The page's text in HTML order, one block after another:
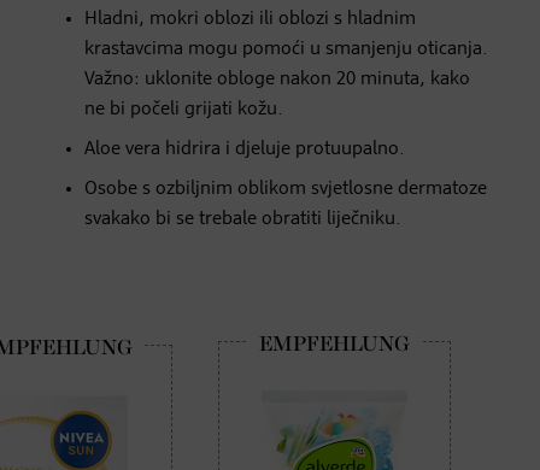
Hladni, mokri oblozi ili oblozi s hladnim
krastavcima mogu pomoći u smanjenju oticanja.
Važno: uklonite obloge nakon 20 minuta, kako
ne bi počeli grijati kožu.
Aloe vera hidrira i djeluje protuupalno.
Osobe s ozbiljnim oblikom svjetlosne dermatoze
svakako bi se trebale obratiti liječniku.